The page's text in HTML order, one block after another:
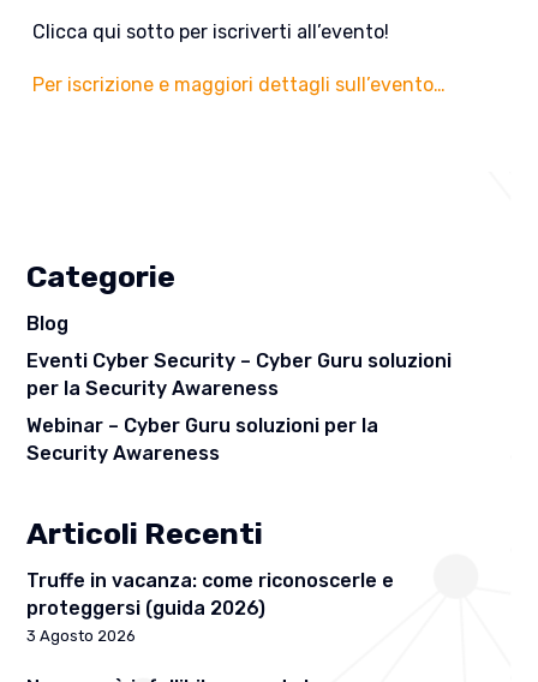
Categorie
Blog
Eventi Cyber Security – Cyber Guru soluzioni
per la Security Awareness
Webinar – Cyber Guru soluzioni per la
Security Awareness
Articoli Recenti
Truffe in vacanza: come riconoscerle e
proteggersi (guida 2026)
3 Agosto 2026
Clicca qui sotto per iscriverti all’evento!
Per iscrizione e maggiori dettagli sull’evento…